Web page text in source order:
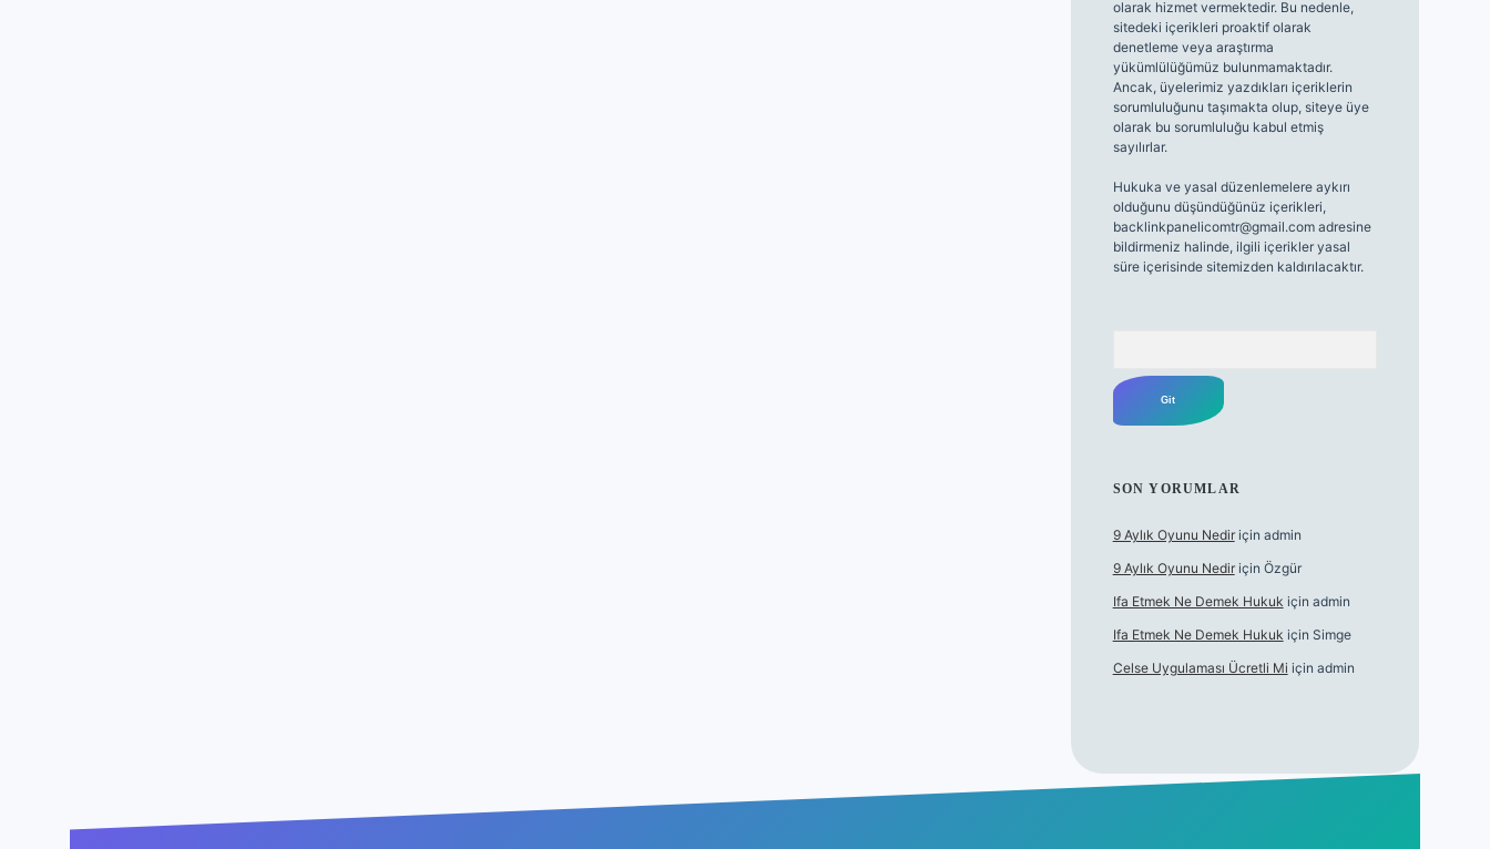
olarak hizmet vermektedir. Bu nedenle,
sitedeki içerikleri proaktif olarak
denetleme veya araştırma
yükümlülüğümüz bulunmamaktadır.
Ancak, üyelerimiz yazdıkları içeriklerin
sorumluluğunu taşımakta olup, siteye üye
olarak bu sorumluluğu kabul etmiş
sayılırlar.
Hukuka ve yasal düzenlemelere aykırı
olduğunu düşündüğünüz içerikleri,
backlinkpanelicomtr@gmail.comadresine
bildirmeniz halinde, ilgili içerikler yasal
süre içerisinde sitemizden kaldırılacaktır.
SON YORUMLAR
9 Aylık Oyunu Nediriçin admin
9 Aylık Oyunu Nediriçin Özgür
Ifa Etmek Ne Demek Hukuk için admin
Ifa Etmek Ne Demek Hukuk için Simge
Celse Uygulaması Ücretli Mi için admin